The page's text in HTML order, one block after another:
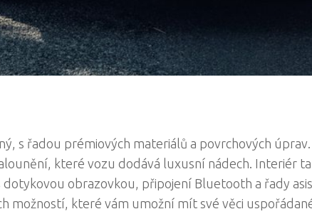
s řadou prémiových materiálů a povrchových
které vozu dodává luxusní nádech. Interiér
obrazovkou, připojení Bluetooth a řady
možností, které vám umožní mít své věci